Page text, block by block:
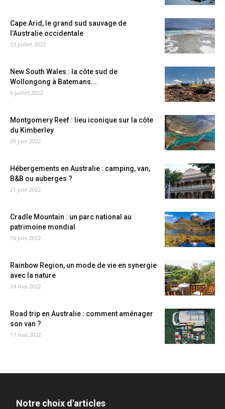
Cape Arid, le grand sud sauvage de
l’Australie occidentale
13 juillet 2022
New South Wales : la côte sud de
Wollongong à Batemans...
6 juillet 2022
Montgomery Reef : lieu iconique sur la côte
du Kimberley
29 juin 2022
Hébergements en Australie : camping, van,
B&B ou auberges ?
21 juin 2022
Cradle Mountain : un parc national au
patrimoine mondial
16 juin 2022
Rainbow Region, un mode de vie en synergie
avec la nature
24 mai 2022
Road trip en Australie : comment aménager
son van ?
17 mai 2022
Notre choix d'articles